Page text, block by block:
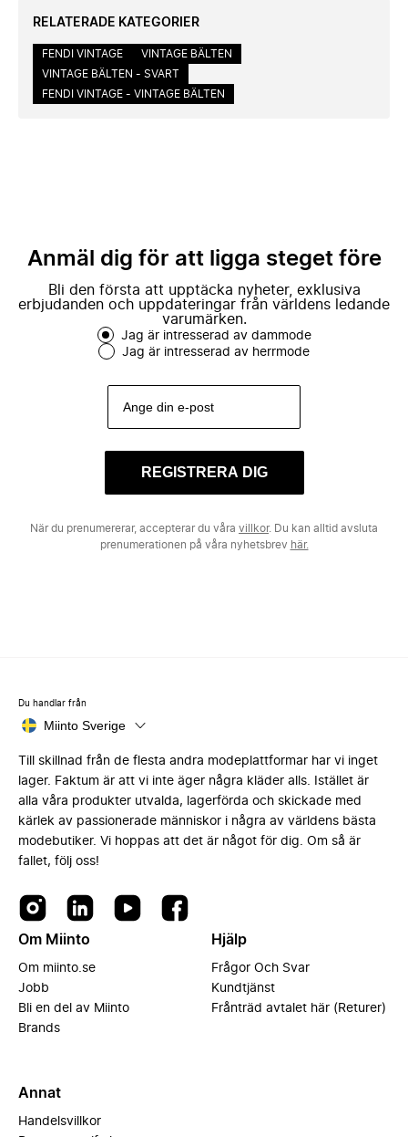
RELATERADE KATEGORIER
FENDI VINTAGE
VINTAGE BÄLTEN
VINTAGE BÄLTEN - SVART
FENDI VINTAGE - VINTAGE BÄLTEN
Anmäl dig för att ligga steget före
Bli den första att upptäcka nyheter, exklusiva
erbjudanden och uppdateringar från världens ledande
varumärken.
Jag är intresserad av dammode
Jag är intresserad av herrmode
REGISTRERA DIG
När du prenumererar, accepterar du våra villkor. Du kan alltid avsluta
prenumerationen på våra nyhetsbrev här.
Du handlar från
Miinto Sverige
Till skillnad från de flesta andra modeplattformar har vi inget
lager. Faktum är att vi inte äger några kläder alls. Istället är
alla våra produkter utvalda, lagerförda och skickade med
kärlek av passionerade människor i några av världens bästa
modebutiker. Vi hoppas att det är något för dig. Om så är
fallet, följ oss!
Om Miinto
Om miinto.se
Jobb
Bli en del av Miinto
Brands
Hjälp
Frågor Och Svar
Kundtjänst
Frånträd avtalet här (Returer)
Annat
Handelsvillkor